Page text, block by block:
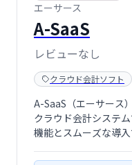
エーサース
A-SaaS
レビューなし
クラウド会計ソフト
A-SaaS（エーサース
クラウド会計システ
機能とスムーズな導